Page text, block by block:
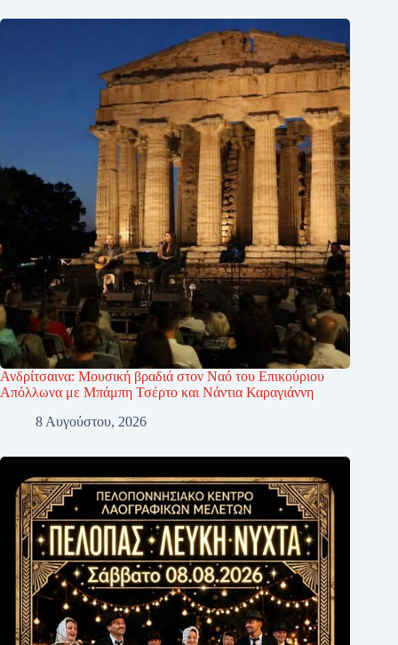
Ανδρίτσαινα: Μουσική βραδιά στον Ναό του Επικούριου
Απόλλωνα με Μπάμπη Τσέρτο και Νάντια Καραγιάννη
8 Αυγούστου, 2026